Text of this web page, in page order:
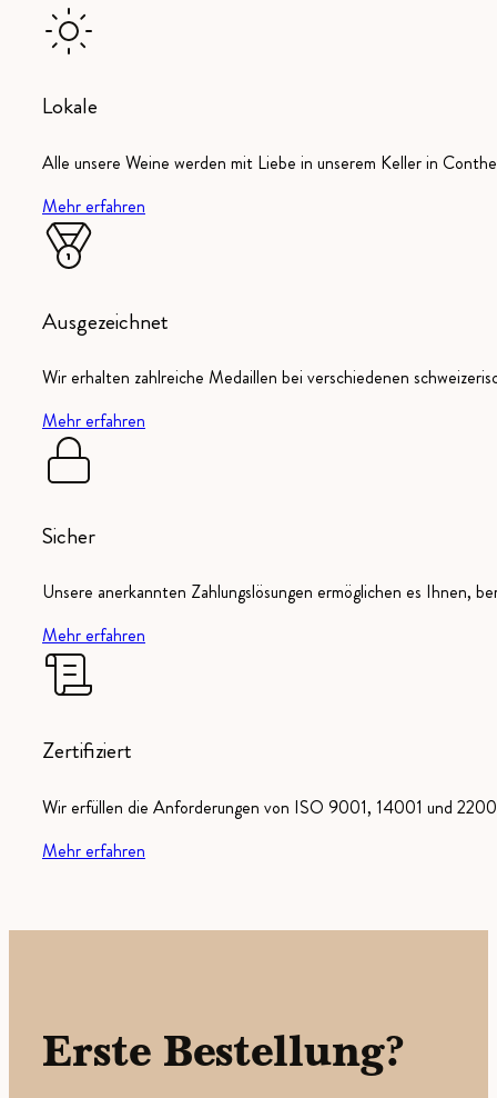
Lokale
Alle unsere Weine werden mit Liebe in unserem Keller in
Mehr erfahren
Ausgezeichnet
Wir erhalten zahlreiche Medaillen bei verschiedenen
Mehr erfahren
Sicher
Unsere anerkannten Zahlungslösungen ermöglichen es Ihnen,
Mehr erfahren
Zertifiziert
Wir erfüllen die Anforderungen von ISO 9001, 14001 und
Mehr erfahren
Erste Bestellung?